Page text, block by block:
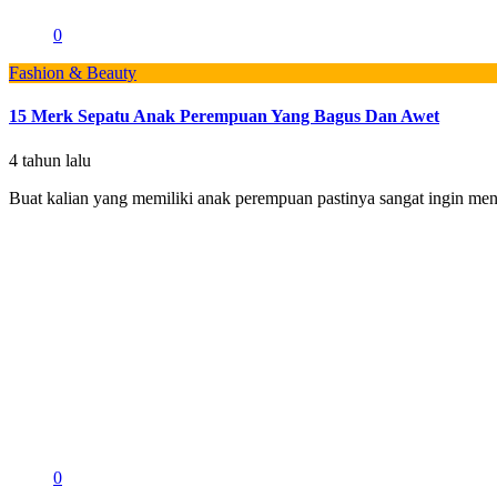
0
Fashion & Beauty
15 Merk Sepatu Anak Perempuan Yang Bagus Dan Awet
4 tahun lalu
Buat kalian yang memiliki anak perempuan pastinya sangat ingin
0